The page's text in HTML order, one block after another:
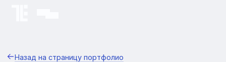
Назад на страницу портфолио